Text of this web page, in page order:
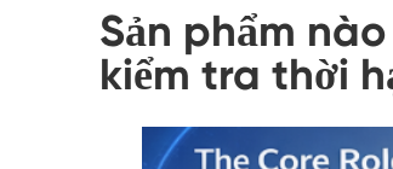
Sản phẩm
kiểm tra thời